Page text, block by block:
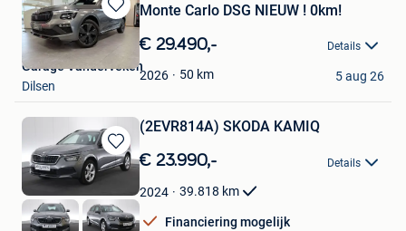
Bewaren
in
Mijn
Favorieten
Monte Carlo DSG NIEUW ! 0km!
€ 29.490,- Details
2026 50 km
Garage Vanderveken
Dilsen
5 aug 26
Bewaren
in
Favorieten
(2EVR814A) SKODA KAMIQ
€ 23.990,- Details
2024 39.818 km
Financiering mogelijk